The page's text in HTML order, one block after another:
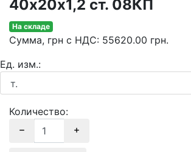
40х20х1,2 ст. 08КП
На складе
Сумма, грн с НДС: 55620.00 грн.
Ед. изм.:
Количество: